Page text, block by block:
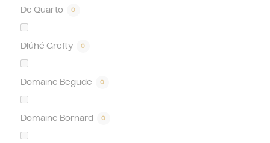
De Quarto 0
Dlúhé Grefty 0
Domaine Begude 0
Domaine Bornard 0